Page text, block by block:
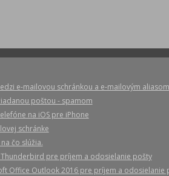
e-mailovou schránkou a e-mailovým aliasom
poštou - spamom
na iOS pre iPhone
schránke
na čo slúžia.
pre príjem a odosielanie pošty
Office Outlook 2016 pre príjem a odosielanie